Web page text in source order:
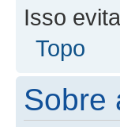
Isso
Topo
Sobre